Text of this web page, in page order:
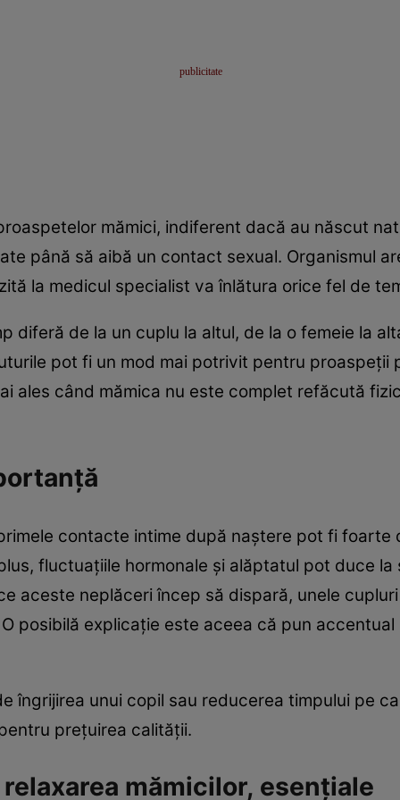
mămici, indiferent dacă au născut
până să aibă un contact sexual. Organismul
la medicul specialist va înlătura orice fel de
diferă de la un cuplu la altul, de la o femeie la
pot fi un mod mai potrivit pentru proaspeţii
ales când mămica nu este complet refăcută
contacte intime după naştere pot fi
fluctuaţiile hormonale şi alăptatul pot duce la
aceste neplăceri încep să dispară, unele
posibilă explicaţie este aceea că pun
îngrijirea unui copil sau reducerea timpului pe
preţuirea calităţii.
mămicilor, esenţiale